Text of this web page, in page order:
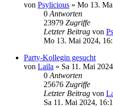
von Psylicious » Mo 13.
0 Antworten
23979 Zugriffe
Letzter Beitrag von
Mo 13. Mai 2024,
Party-Kollegin gesucht
von Laila » Sa 11. Mai
0 Antworten
25676 Zugriffe
Letzter Beitrag von
Sa 11. Mai 2024,